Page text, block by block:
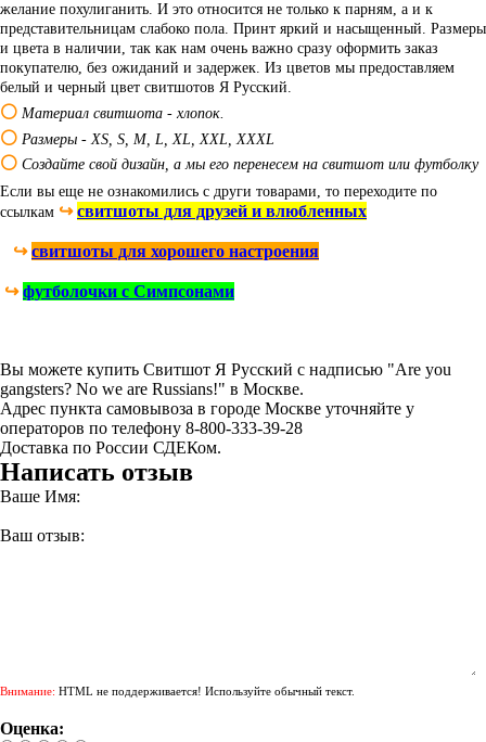
желание похулиганить. И это относится не только к парням, а и к
представительницам слабоко пола. Принт яркий и насыщенный. Размеры
и цвета в наличии, так как нам очень важно сразу оформить заказ
покупателю, без ожиданий и задержек. Из цветов мы предоставляем
белый и черный цвет свитшотов Я Русский.
⚪ Материал свитшота - хлопок.
⚪ Размеры - XS, S, M, L, XL, XXL, XXXL
⚪ Создайте свой дизайн, а мы его перенесем на свитшот или футболку
Если вы еще не ознакомились с други товарами, то переходите по
ссылкам ↪свитшоты для друзей и влюбленных
↪свитшоты для хорошего настроения
↪футболочки с Симпсонами
Вы можете купить Свитшот Я Русский с надписью "Are you
gangsters? No we are Russians!" в Москве.
Адрес пункта самовывоза в городе Москве уточняйте у
операторов по телефону 8-800-333-39-28
Доставка по России СДЕКом.
Написать отзыв
Ваше Имя:
Ваш отзыв:
Внимание: HTML не поддерживается! Используйте обычный текст.
Оценка: